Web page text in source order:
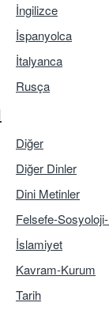
İngilizce
İspanyolca
İtalyanca
Rusça
Diğer
Diğer Dinler
Dini Metinler
Felsefe-
İslamiyet
Kavram-Kurum
Tarih